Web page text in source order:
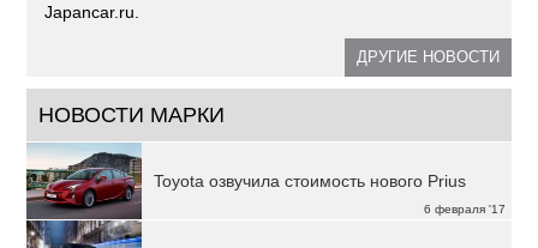
Japancar.ru.
ДРУГИЕ НОВОСТИ
НОВОСТИ МАРКИ
6 февраля '17
Toyota озвучила стоимость нового Prius